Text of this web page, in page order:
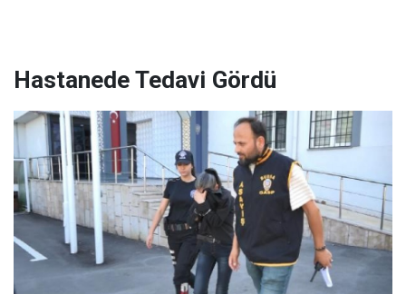
Hastanede Tedavi Gördü